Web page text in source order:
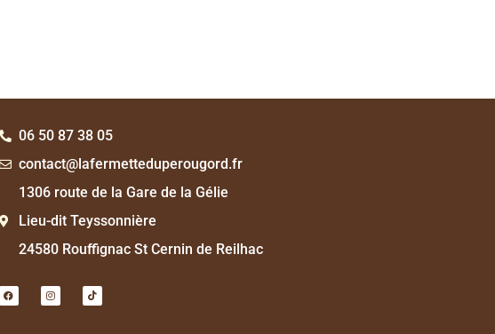
06 50 87 38 05
contact@lafermetteduperougord.fr
1306 route de la Gare de la Gélie
Lieu-dit Teyssonnière
24580 Rouffignac St Cernin de Reilhac